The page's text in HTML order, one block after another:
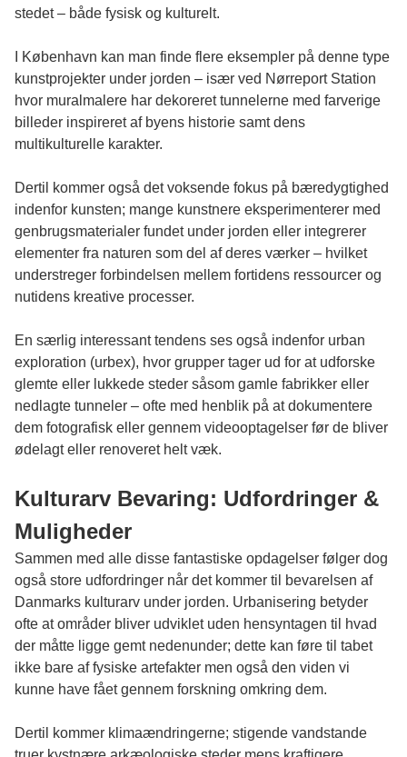
stedet – både fysisk og kulturelt.
I København kan man finde flere eksempler på denne type
kunstprojekter under jorden – især ved Nørreport Station
hvor muralmalere har dekoreret tunnelerne med farverige
billeder inspireret af byens historie samt dens
multikulturelle karakter.
Dertil kommer også det voksende fokus på bæredygtighed
indenfor kunsten; mange kunstnere eksperimenterer med
genbrugsmaterialer fundet under jorden eller integrerer
elementer fra naturen som del af deres værker – hvilket
understreger forbindelsen mellem fortidens ressourcer og
nutidens kreative processer.
En særlig interessant tendens ses også indenfor urban
exploration (urbex), hvor grupper tager ud for at udforske
glemte eller lukkede steder såsom gamle fabrikker eller
nedlagte tunneler – ofte med henblik på at dokumentere
dem fotografisk eller gennem videooptagelser før de bliver
ødelagt eller renoveret helt væk.
Kulturarv Bevaring: Udfordringer &
Muligheder
Sammen med alle disse fantastiske opdagelser følger dog
også store udfordringer når det kommer til bevarelsen af
Danmarks kulturarv under jorden. Urbanisering betyder
ofte at områder bliver udviklet uden hensyntagen til hvad
der måtte ligge gemt nedenunder; dette kan føre til tabet
ikke bare af fysiske artefakter men også den viden vi
kunne have fået gennem forskning omkring dem.
Dertil kommer klimaændringerne; stigende vandstande